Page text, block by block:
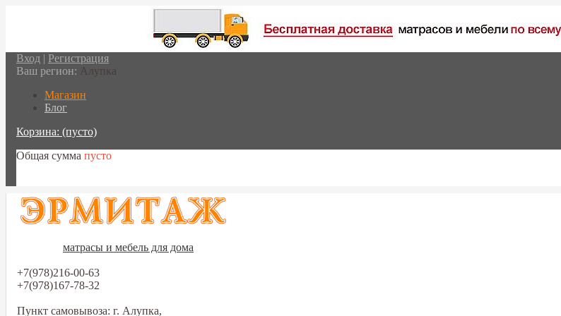
Вход | Регистрация
Ваш регион: Алупка
Магазин
Блог
Корзина: (пусто)
Общая сумма пусто
матрасы и мебель для дома
+7(978)216-00-63
+7(978)167-78-32
Пункт самовывоза: г. Алупка,